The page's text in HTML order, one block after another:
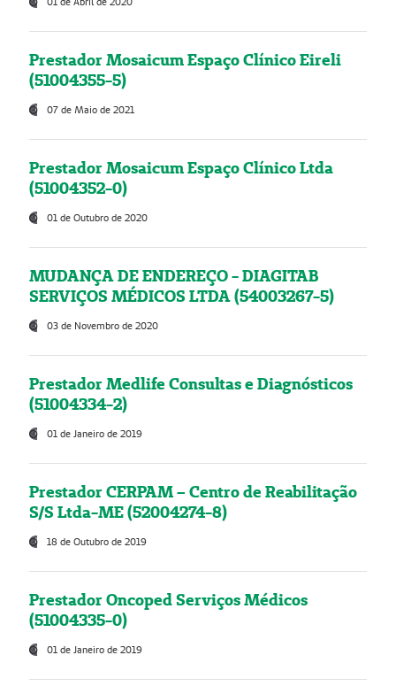
Prestador Mosaicum Espaço Clínico Eireli
(51004355-5)
07 de Maio de 2021
Prestador Mosaicum Espaço Clínico Ltda
(51004352-0)
01 de Outubro de 2020
MUDANÇA DE ENDEREÇO - DIAGITAB
SERVIÇOS MÉDICOS LTDA (54003267-5)
03 de Novembro de 2020
Prestador Medlife Consultas e Diagnósticos
(51004334-2)
01 de Janeiro de 2019
Prestador CERPAM – Centro de Reabilitação
S/S Ltda-ME (52004274-8)
18 de Outubro de 2019
Prestador Oncoped Serviços Médicos
(51004335-0)
01 de Janeiro de 2019